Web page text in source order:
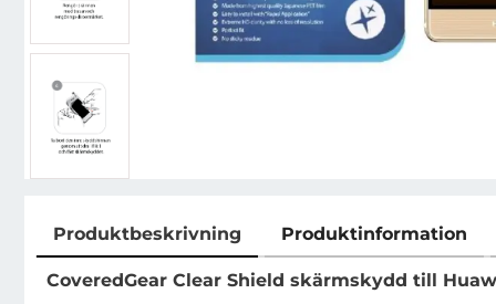
Produktbeskrivning Produktinformation
Produktbeskrivning
CoveredGear Clear Shield skärmskydd till